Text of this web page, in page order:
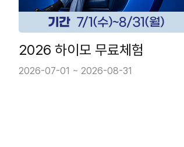
2026 하이모 무료체험
2026-07-01 ~ 2026-08-31